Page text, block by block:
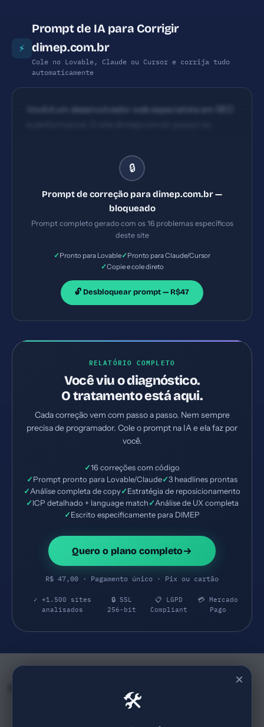
⚡
Prompt de IA para Corrigir
dimep.com.br
Cole no Lovable, Claude ou Cursor e corrija tudo
automaticamente
Você é um desenvolvedor web especialista em SEO
Security Policy ausente 3) X-Frame-Options
ausente 4) X-Content-Type-Options ausente.
os arquivos necessários e configurações de servidor.
Priorize as correções críticas primeiro.
🔒
Prompt de correção para dimep.com.br —
bloqueado
Prompt completo gerado com os 16 problemas específicos
deste site
✓Pronto para Lovable✓Pronto para Claude/Cursor
✓Copie e cole direto
🔓 Desbloquear prompt — R$47
RELATÓRIO COMPLETO
Você viu o diagnóstico.
O tratamento está aqui.
Cada correção vem com passo a passo. Nem sempre
precisa de programador. Cole o prompt na IA e ela faz por
você.
✓16 correções com código
✓Prompt pronto para Lovable/Claude✓3 headlines prontas
✓Análise completa de copy✓Estratégia de reposicionamento
✓ICP detalhado + language match✓Análise de UX completa
✓Escrito especificamente para DIMEP
Quero o plano completo
R$ 47,00 · Pagamento único · Pix ou cartão
✓ +1.500 sites
analisados
🔒 SSL
256-bit
📋 LGPD
Compliant
💳 Mercado
Pago
×
🛠